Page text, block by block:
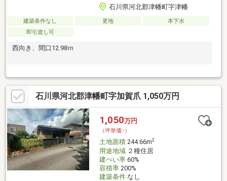
石川県河北郡津幡町字津幡
建築条件なし 更地
本下水
即引渡し可
西向き、間口12.98ｍ
石川県河北郡津幡町字加賀爪 1,050万円
1,050万円
（坪単価:-）
土地面積244.66m2
用途地域２種住居
建ぺい率60%
容積率200%
建築条件なし